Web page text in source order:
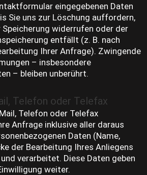
eingegebenen Daten
Sie uns zur Löschung auffordern,
Speicherung widerrufen oder der
entfällt (z. B. nach
Ihrer Anfrage). Zwingende
– insbesondere
– bleiben unberührt.
Telefon oder Telefax
Telefon oder Telefax
Anfrage inklusive aller daraus
Daten (Name,
der Bearbeitung Ihres Anliegens
verarbeitet. Diese Daten geben
weiter.